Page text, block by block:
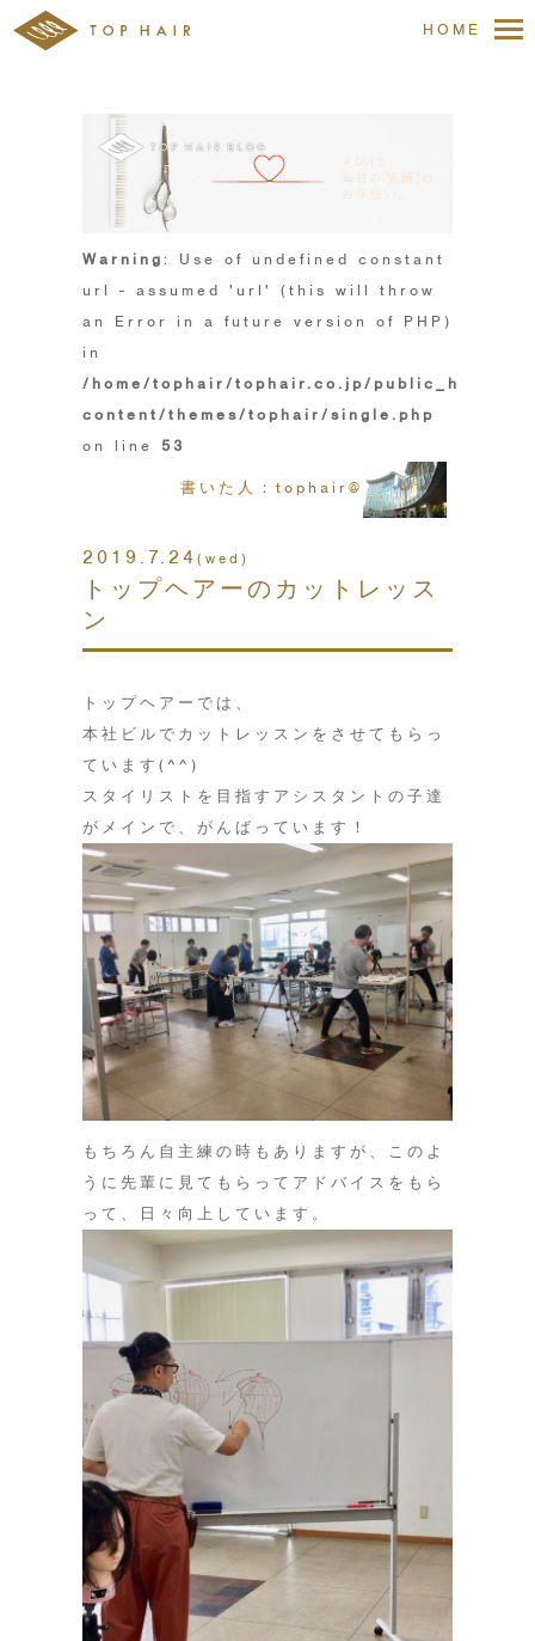
HOME
Warning : Use of undefined constant
url - assumed 'url' (this will throw
an Error in a future version of PHP)
in
/home/tophair/tophair.co.jp/public_html/
content/themes/tophair/single.php
on line 53
書いた人：tophair@
2019.7.24 (wed)
トップヘアーのカットレッス
ン
トップヘアーでは、
本社ビルでカットレッスンをさせてもらっ
ています(^^)
スタイリストを目指すアシスタントの子達
がメインで、がんばっています！
もちろん自主練の時もありますが、このよ
うに先輩に見てもらってアドバイスをもら
って、日々向上しています。